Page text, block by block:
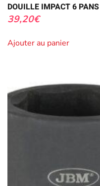
DOUILLE IMPACT 6
39,20€
Ajouter au panier